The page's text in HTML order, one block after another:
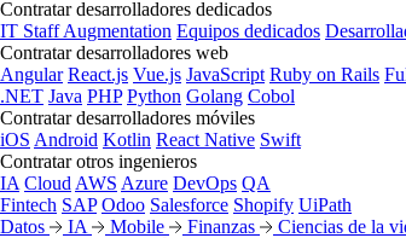
Contratar desarrolladores dedicados
IT Staff Augmentation Equipos dedicados
Contratar desarrolladores web
Angular React.js Vue.js JavaScript Ruby on Rails
.NET Java PHP Python Golang Cobol
Contratar desarrolladores móviles
iOS Android Kotlin React Native Swift
Contratar otros ingenieros
IA Cloud AWS Azure DevOps QA
Fintech SAP Odoo Salesforce Shopify UiPath
Datos
IA Mobile Finanzas Ciencias de la